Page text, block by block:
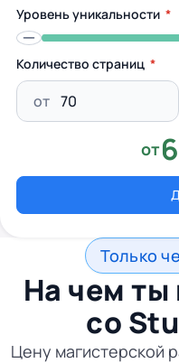
Уровень уникальности
Количество страниц
от
от
Только
На чем
со
Цену магистерской